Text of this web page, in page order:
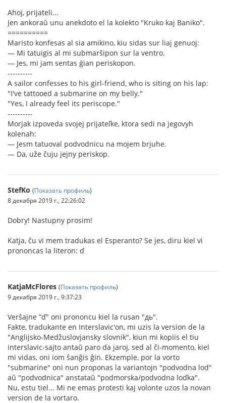
Ahoj, prijateli...
Jen ankoraŭ unu anekdoto el la kolekto "Kruko kaj Baniko".
==========
Maristo konfesas al sia amikino, kiu sidas sur liaj genuoj:
— Mi tatuigis al mi submarŝipon sur la ventro.
— Jes, mi jam sentas ġian periskopon.
----------
A sailor confesses to his girl-friend, who is siting on his lap:
"I've tattooed a submarine on my belly."
"Yes, I already feel its periscope."
----------
Morjak izpoveda svojej prijateľke, ktora sedi na jegovyh
kolenah:
— Jesm tatuoval podvodnicu na mojem brjuhe.
— Da, uže čuju jejny periskop.
StefKo (Показать профиль)
8 декабря 2019 г., 22:26:02
Dobry! Nastupny prosim!
Katja, ĉu vi mem tradukas el Esperanto? Se jes, diru kiel vi
prononcas la literon: ď
KatjaMcFlores (Показать профиль)
9 декабря 2019 г., 9:37:23
Verŝajne ”ď" oni prononcu kiel la rusan "дь".
Fakte, tradukante en Interslavic'on, mi uzis la version de la
"Anglijsko-Medžuslovjansky slovnik", kiun mi kopiis el tiu
interslavic-sajto antaŭ paro da jaroj, sed al ĉi-momento, kiel
mi vidas, oni iom ŝanĝis ĝin. Ekzemple, por la vorto
"submarine" oni nun proponas la variantojn "podvodna lod"
aŭ "podvodnica" anstataŭ "podmorska/podvodna loďka".
Nu, estu tiel... Mi ne emas protesti kaj volonte uzos la novan
version de la vortaro.